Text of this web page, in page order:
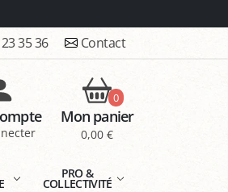
35 36 Contact
0
Mon panier
0,00 €
PRO &
COLLECTIVITÉ